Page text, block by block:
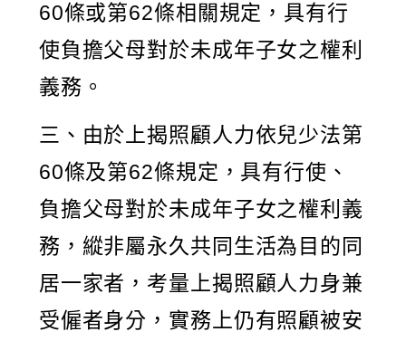
60條或第62條相關規定，具有行
使負擔父母對於未成年子女之權利
義務。
三、由於上揭照顧人力依兒少法第
60條及第62條規定，具有行使、
負擔父母對於未成年子女之權利義
務，縱非屬永久共同生活為目的同
居一家者，考量上揭照顧人力身兼
受僱者身分，實務上仍有照顧被安